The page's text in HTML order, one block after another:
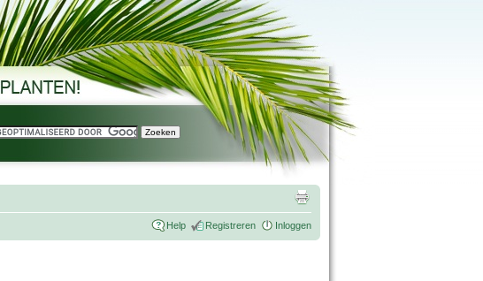
Help Registreren Inloggen